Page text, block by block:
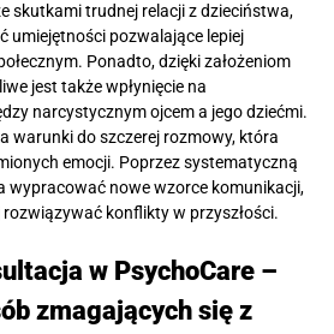
skutkami trudnej relacji z dzieciństwa,
umiejętności pozwalające lepiej
Ponadto, dzięki założeniom
jest także wpłynięcie na
narcystycznym ojcem a jego dziećmi.
warunki do szczerej rozmowy, która
emocji. Poprzez systematyczną
wypracować nowe wzorce komunikacji,
konflikty w przyszłości.
w PsychoCare –
zmagających się z